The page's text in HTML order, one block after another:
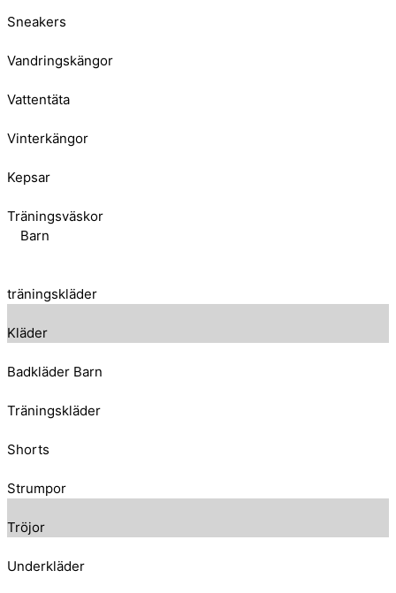
Sneakers
Vandringskängor
Vattentäta
Vinterkängor
Kepsar
Träningsväskor
Barn
träningskläder
Kläder
Badkläder Barn
Träningskläder
Shorts
Strumpor
Tröjor
Underkläder